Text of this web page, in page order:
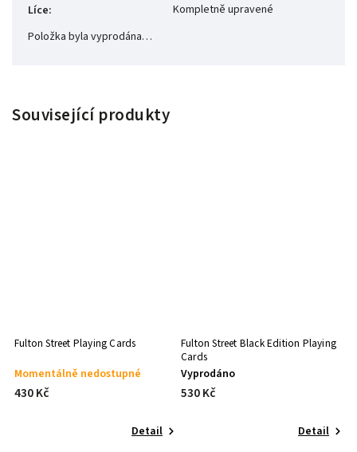
Líce:
Kompletně upravené
Položka byla vyprodána…
Související produkty
Fulton Street Playing Cards
Momentálně nedostupné
430 Kč
Detail
Fulton Street Black Edition Playing
Cards
Vyprodáno
530 Kč
Detail